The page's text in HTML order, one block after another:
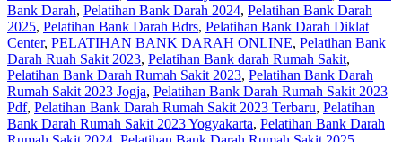
Bank Darah, Pelatihan Bank Darah 2024, Pelatihan Bank Darah
2025, Pelatihan Bank Darah Bdrs, Pelatihan Bank Darah Diklat
Center, PELATIHAN BANK DARAH ONLINE, Pelatihan Bank
Darah Ruah Sakit 2023, Pelatihan Bank darah Rumah Sakit,
Pelatihan Bank Darah Rumah Sakit 2023, Pelatihan Bank Darah
Rumah Sakit 2023 Jogja, Pelatihan Bank Darah Rumah Sakit 2023
Pdf, Pelatihan Bank Darah Rumah Sakit 2023 Terbaru, Pelatihan
Bank Darah Rumah Sakit 2023 Yogyakarta, Pelatihan Bank Darah